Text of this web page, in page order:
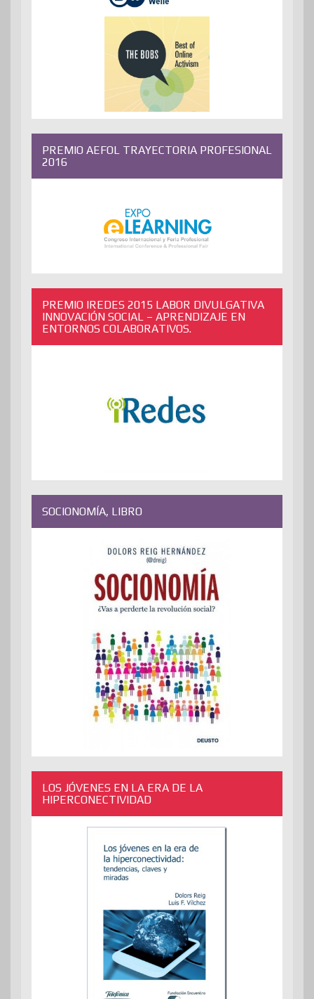
PREMIO AEFOL TRAYECTORIA PROFESIONAL
2016
PREMIO IREDES 2015 LABOR DIVULGATIVA
INNOVACIÓN SOCIAL – APRENDIZAJE EN
ENTORNOS COLABORATIVOS.
SOCIONOMÍA, LIBRO
LOS JÓVENES EN LA ERA DE LA
HIPERCONECTIVIDAD